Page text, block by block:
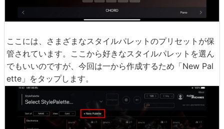
ここには、さまざまなスタイルパレットのプリセットが保
管されています。ここから好きなスタイルパレットを選ん
でもいいのですが、今回は一から作成するため「New Pal
ette」をタップします。